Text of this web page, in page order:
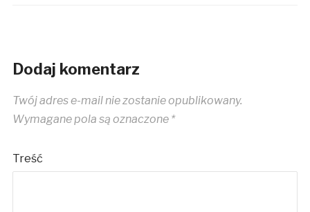
Dodaj komentarz
Twój adres e-mail nie zostanie opublikowany.
Wymagane pola są oznaczone *
Treść